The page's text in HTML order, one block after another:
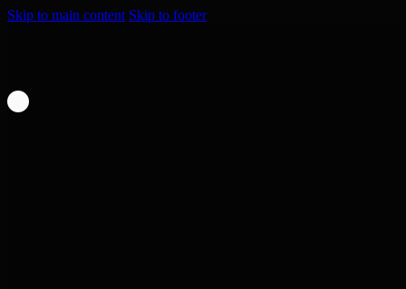
Skip to main content Skip to footer